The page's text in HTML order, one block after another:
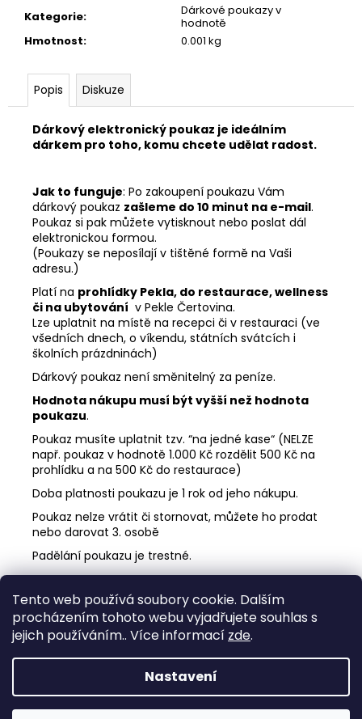
Tento web používá soubory cookie. Dalším
procházením tohoto webu vyjadřujete souhlas s
jejich používáním.. Více informací zde.
Nastavení
Nepřehlédněte: tip na dárek
Kategorie:
Dárkové poukazy v
hodnotě
Hmotnost: 0.001 kg
Popis Diskuze
Dárkový elektronický poukaz je ideálním
dárkem pro toho, komu chcete udělat radost.
Jak to funguje: Po zakoupení poukazu Vám
dárkový poukaz zašleme do 10 minut na e-mail.
Poukaz si pak můžete vytisknout nebo poslat dál
elektronickou formou.
(Poukazy se neposílají v tištěné formě na Vaši
adresu.)
Platí na prohlídky Pekla, do restaurace, wellness
či na ubytování v Pekle Čertovina.
Lze uplatnit na místě na recepci či v restauraci (ve
všedních dnech, o víkendu, státních svátcích i
školních prázdninách)
Dárkový poukaz není směnitelný za peníze.
Hodnota nákupu musí být vyšší než hodnota
poukazu.
Poukaz musíte uplatnit tzv. “na jedné kase“ (NELZE
např. poukaz v hodnotě 1.000 Kč rozdělit 500 Kč na
prohlídku a na 500 Kč do restaurace)
Doba platnosti poukazu je 1 rok od jeho nákupu.
Poukaz nelze vrátit či stornovat, můžete ho prodat
nebo darovat 3. osobě
Padělání poukazu je trestné.
u
e
m
ODPUSTEK
2.000
000
Kč
p
a
Peklo Čertovina Rezervace prohlídek
Pohádková vesnička Hotel Podlesí
Copyright 2026PEKLO ČERTOVINA. Všechna práva